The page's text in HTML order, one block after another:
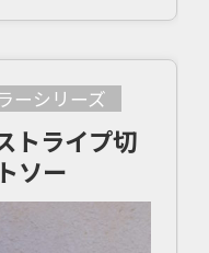
ーシリーズ
トライプ切
ソー